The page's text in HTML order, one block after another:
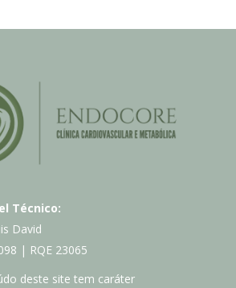
Técnico:
David
| RQE 23065
deste site tem caráter